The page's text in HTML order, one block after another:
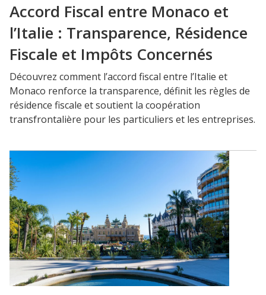
Accord Fiscal entre Monaco et
l’Italie : Transparence, Résidence
Fiscale et Impôts Concernés
Découvrez comment l’accord fiscal entre l’Italie et
Monaco renforce la transparence, définit les règles de
résidence fiscale et soutient la coopération
transfrontalière pour les particuliers et les entreprises.